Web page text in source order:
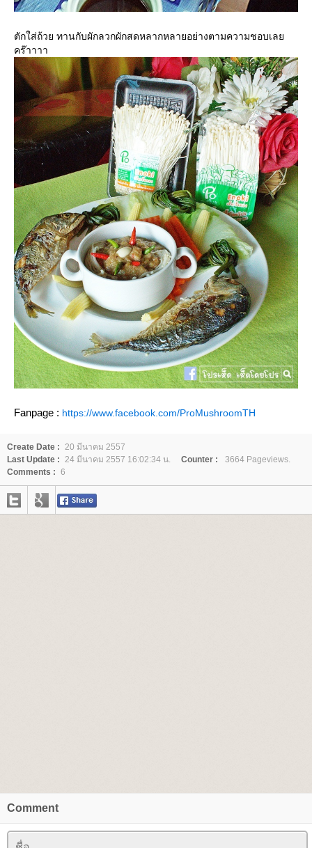
ตักใส่ถ้วย ทานกับผักลวกผักสดหลากหลายอย่างตามความชอบเล
คร๊าาาา
Fanpage : https://www.facebook.com/ProMushroomTH
Create Date :
20 มีนาคม 2557
Last Update :
24 มีนาคม 2557 16:02:34 น. Counter :
3664 Pageviews.
Comments : 6
Comment